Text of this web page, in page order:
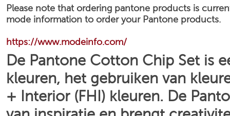
Please note that ordering pantone products is
mode information to order your Pantone products.
https://www.modeinfo.com/
De Pantone Cotton Chip Set is
kleuren, het gebruiken van
+ Interior (FHI) kleuren. De